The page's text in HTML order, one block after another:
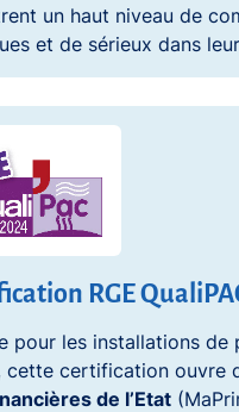
un haut niveau de
et de sérieux dans
RGE
pour les installations de
cette certification ouvre
de l’Etat